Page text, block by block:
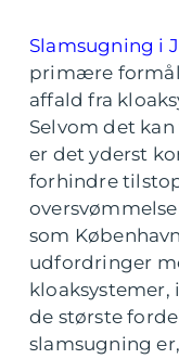
Slamsugning i
primære
affald fra
Selvom det
er det yderst
forhindre
som
udfordringer
de største
slamsugning